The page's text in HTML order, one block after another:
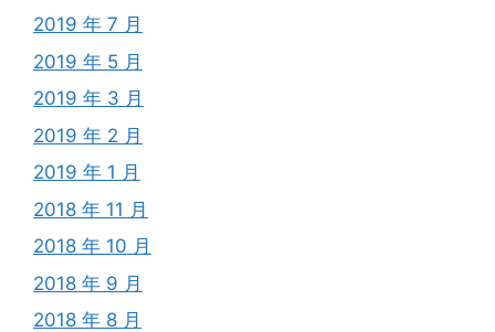
2019 年 7 月
2019 年 5 月
2019 年 3 月
2019 年 2 月
2019 年 1 月
2018 年 11 月
2018 年 10 月
2018 年 9 月
2018 年 8 月